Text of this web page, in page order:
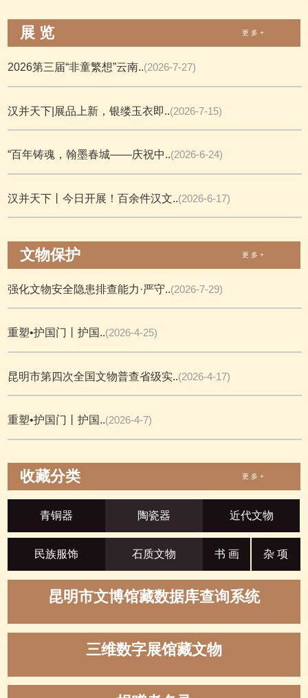
展 览 更 多 +
2026第三届“非童繁想”云南..(2026-7-27)
汉并天下|展品上新，银缕玉衣即..(2026-7-15)
“百年铸魂，翰墨春城——庆祝中..(2026-6-24)
汉并天下丨今日开展！百余件汉文..(2026-6-17)
文物保护 更 多 +
强化文物安全隐患排查能力·严守..(2026-7-29)
重塑•护国门丨护国..(2026-4-25)
昆明市第四次全国文物普查省级实..(2026-4-17)
重塑•护国门丨护国..(2026-4-7)
收藏分类 更 多 +
青铜器 陶瓷器 近代文物
民族服饰 石质文物 书 画 杂 项
昆明市文博馆藏数据库查询系统
三维数字展馆藏文物